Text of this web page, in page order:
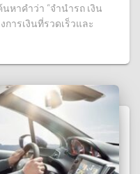
หาคำว่า “จํานํารถ เงิน
ารเงินที่รวดเร็วและ